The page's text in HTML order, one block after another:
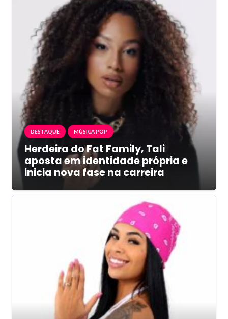
DESTAQUE MÚSICA POP
Herdeira do Fat Family, Tali
aposta em identidade própria e
inicia nova fase na carreira